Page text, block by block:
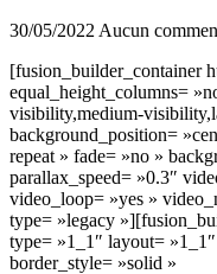
30/05/2022 Aucun
[fusion_builder_container
equal_height_columns=
visibility,medium-
background_position=
repeat » fade= »no »
parallax_speed= »0.3″
video_loop= »yes »
type= »legacy
type= »1_1″ layout=
border_style= »solid »